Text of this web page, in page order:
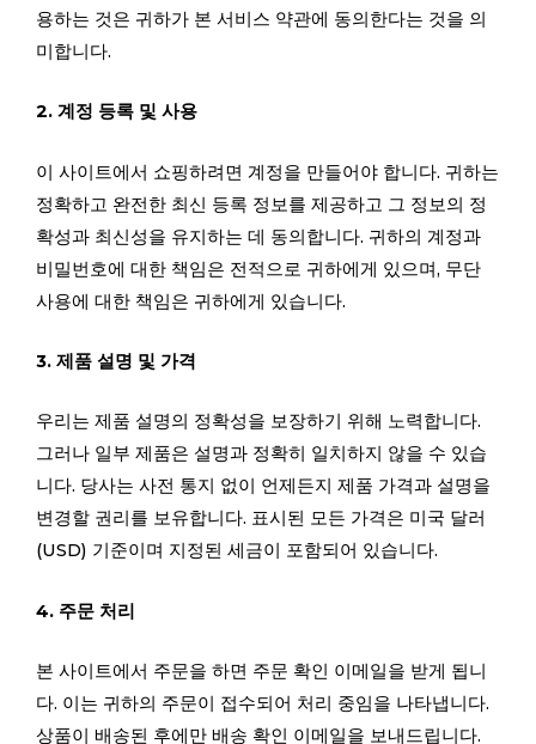
용하는 것은 귀하가 본 서비스 약관에 동의한다는 것을 의
미합니다.
2. 계정 등록 및 사용
이 사이트에서 쇼핑하려면 계정을 만들어야 합니다. 귀하는
정확하고 완전한 최신 등록 정보를 제공하고 그 정보의 정
확성과 최신성을 유지하는 데 동의합니다. 귀하의 계정과
비밀번호에 대한 책임은 전적으로 귀하에게 있으며, 무단
사용에 대한 책임은 귀하에게 있습니다.
3. 제품 설명 및 가격
우리는 제품 설명의 정확성을 보장하기 위해 노력합니다.
그러나 일부 제품은 설명과 정확히 일치하지 않을 수 있습
니다. 당사는 사전 통지 없이 언제든지 제품 가격과 설명을
변경할 권리를 보유합니다. 표시된 모든 가격은 미국 달러
(USD) 기준이며 지정된 세금이 포함되어 있습니다.
4. 주문 처리
본 사이트에서 주문을 하면 주문 확인 이메일을 받게 됩니
다. 이는 귀하의 주문이 접수되어 처리 중임을 나타냅니다.
상품이 배송된 후에만 배송 확인 이메일을 보내드립니다.